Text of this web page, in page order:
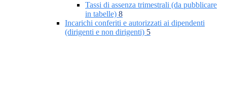
Tassi di assenza trimestrali (da pubblicare
in tabelle) 8
Incarichi conferiti e autorizzati ai dipendenti
(dirigenti e non dirigenti) 5